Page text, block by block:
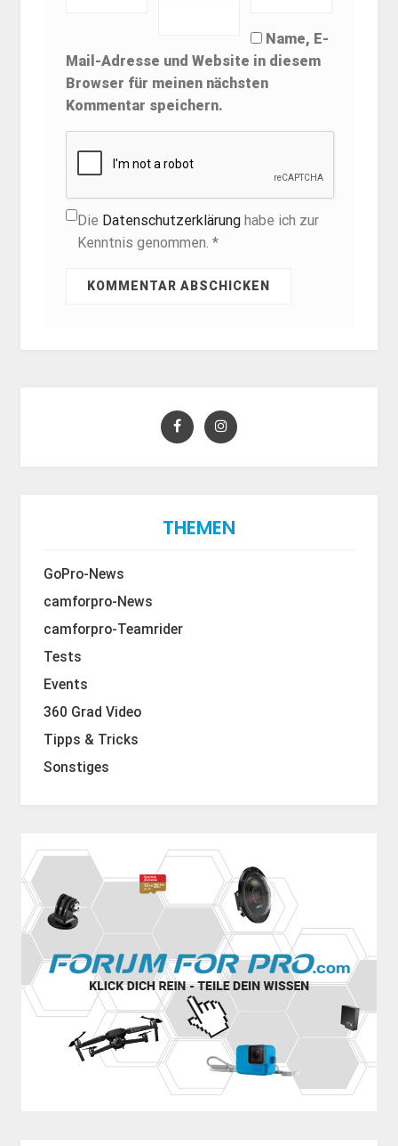
Name, E-
Mail-Adresse und Website in diesem
Browser für meinen nächsten
Kommentar speichern.
Die Datenschutzerklärunghabe ich zur
Kenntnis genommen. *
THEMEN
GoPro-News
camforpro-News
camforpro-Teamrider
Tests
Events
360 Grad Video
Tipps & Tricks
Sonstiges